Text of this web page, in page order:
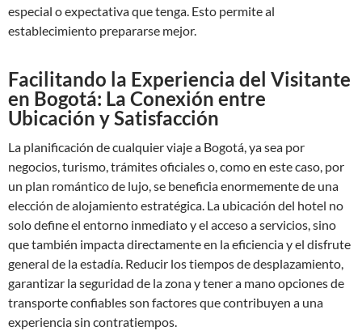
especial o expectativa que tenga. Esto permite al
establecimiento prepararse mejor.
Facilitando la Experiencia del Visitante
en Bogotá: La Conexión entre
Ubicación y Satisfacción
La planificación de cualquier viaje a Bogotá, ya sea por
negocios, turismo, trámites oficiales o, como en este caso, por
un plan romántico de lujo, se beneficia enormemente de una
elección de alojamiento estratégica. La ubicación del hotel no
solo define el entorno inmediato y el acceso a servicios, sino
que también impacta directamente en la eficiencia y el disfrute
general de la estadía. Reducir los tiempos de desplazamiento,
garantizar la seguridad de la zona y tener a mano opciones de
transporte confiables son factores que contribuyen a una
experiencia sin contratiempos.